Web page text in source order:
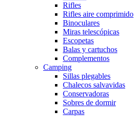
Rifles
Rifles aire comprimido
Binoculares
Miras telescópicas
Escopetas
Balas y cartuchos
Complementos
Camping
Sillas plegables
Chalecos salvavidas
Conservadoras
Sobres de dormir
Carpas